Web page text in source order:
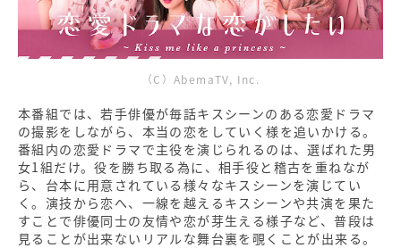
（C）AbemaTV, Inc.
本番組では、若手俳優が毎話キスシーンのある恋愛ドラマ
の撮影をしながら、本当の恋をしていく様を追いかける。
番組内の恋愛ドラマで主役を演じられるのは、選ばれた男
女1組だけ。役を勝ち取る為に、相手役と稽古を重ねなが
ら、台本に用意されている様々なキスシーンを演じてい
く。演技から恋へ、一線を越えるキスシーンや共演を果た
すことで俳優同士の友情や恋が芽生える様子など、普段は
見ることが出来ないリアルな舞台裏を覗くことが出来る。